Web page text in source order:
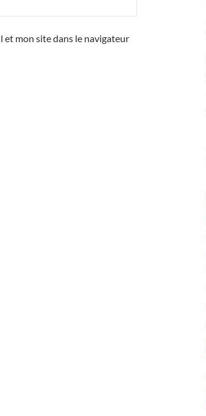
et mon site dans le navigateur